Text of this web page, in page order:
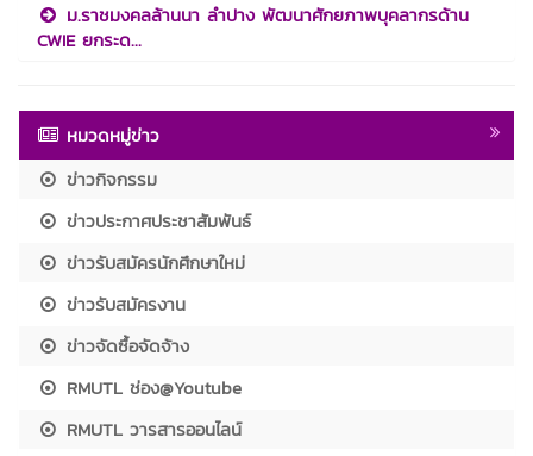
ม.ราชมงคลล้านนา ลำปาง พัฒนาศักยภาพบุคลากรด้าน
CWIE ยกระด...
หมวดหมู่ข่าว
ข่าวกิจกรรม
ข่าวประกาศประชาสัมพันธ์
ข่าวรับสมัครนักศึกษาใหม่
ข่าวรับสมัครงาน
ข่าวจัดซื้อจัดจ้าง
RMUTL ช่อง@Youtube
RMUTL วารสารออนไลน์